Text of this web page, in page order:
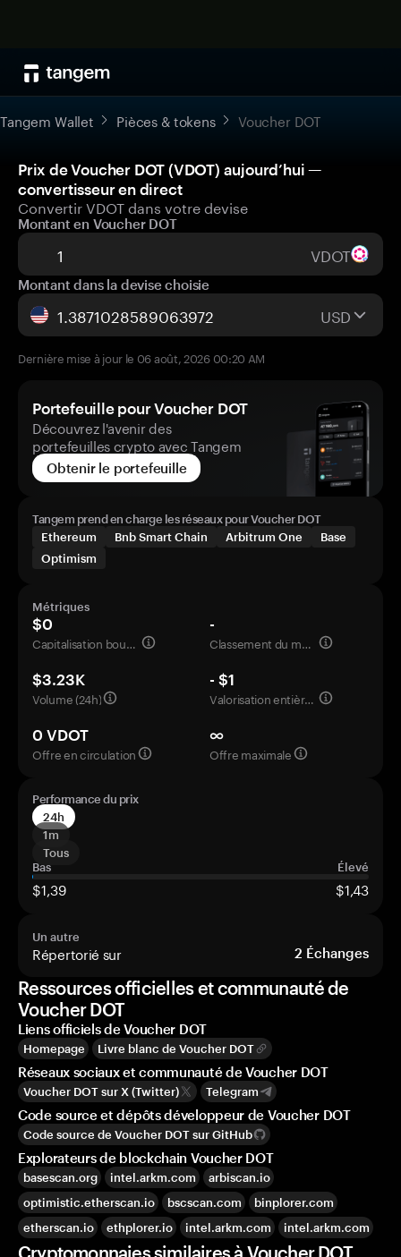
Tangem Wallet Pièces & tokens Voucher DOT
Prix de Voucher DOT (VDOT) aujourd’hui —
convertisseur en direct
Convertir VDOT dans votre devise
Montant en Voucher DOT
VDOT
Montant dans la devise choisie
USD
Dernière mise à jour le 06 août, 2026 00:20 AM
Portefeuille pour Voucher DOT
Découvrez l'avenir des
portefeuilles crypto avec Tangem
Obtenir le portefeuille
Tangem prend en charge les réseaux pour Voucher DOT
Ethereum
Bnb Smart Chain Arbitrum One
Base
Optimism
Métriques
$0
Capitalisation boursière
-
Classement du marché
$3.23K
Volume (24h)
- $1
Valorisation entièrement diluée
0 VDOT
Offre en circulation
∞
Offre maximale
Performance du prix
24h
1m
Tous
Bas
Élevé
$1,39 $1,43
Un autre
Répertorié sur 2 Échanges
Ressources officielles et communauté de
Voucher DOT
Liens officiels de Voucher DOT
Homepage Livre blanc de Voucher DOT
Réseaux sociaux et communauté de Voucher DOT
Voucher DOT sur X (Twitter) Telegram
Code source et dépôts développeur de Voucher DOT
Code source de Voucher DOT sur GitHub
Explorateurs de blockchain Voucher DOT
basescan.org intel.arkm.com
arbiscan.io
optimistic.etherscan.io
bscscan.com
binplorer.com
etherscan.io
ethplorer.io intel.arkm.com intel.arkm.com
Cryptomonnaies similaires à Voucher DOT